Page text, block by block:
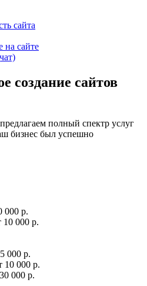
сайта
на сайте
создание сайтов
полный спектр услуг
бизнес был успешно
000 р.
10 000 р.
000 р.
10 000 р.
000 р.